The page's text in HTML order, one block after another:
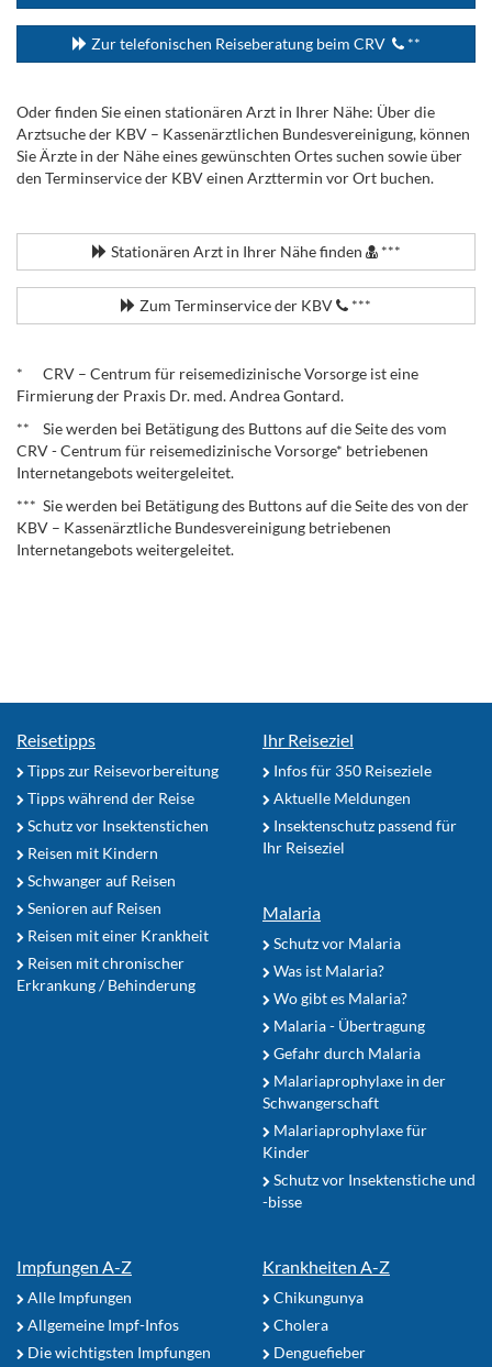
Zur telefonischen Reiseberatung beim CRV **
Oder finden Sie einen stationären Arzt in Ihrer Nähe: Über die
Arztsuche der KBV – Kassenärztlichen Bundesvereinigung, können
Sie Ärzte in der Nähe eines gewünschten Ortes suchen sowie über
den Terminservice der KBV einen Arzttermin vor Ort buchen.
Stationären Arzt in Ihrer Nähe finden ***
Zum Terminservice der KBV ***
* CRV – Centrum für reisemedizinische Vorsorge ist eine
Firmierung der Praxis Dr. med. Andrea Gontard.
** Sie werden bei Betätigung des Buttons auf die Seite des vom
CRV - Centrum für reisemedizinische Vorsorge* betriebenen
Internetangebots weitergeleitet.
*** Sie werden bei Betätigung des Buttons auf die Seite des von der
KBV – Kassenärztliche Bundesvereinigung betriebenen
Internetangebots weitergeleitet.
Reisetipps
Tipps zur Reisevorbereitung
Tipps während der Reise
Schutz vor Insektenstichen
Reisen mit Kindern
Schwanger auf Reisen
Senioren auf Reisen
Reisen mit einer Krankheit
Reisen mit chronischer
Erkrankung / Behinderung
Ihr Reiseziel
Infos für 350 Reiseziele
Aktuelle Meldungen
Insektenschutz passend für
Ihr Reiseziel
Malaria
Schutz vor Malaria
Was ist Malaria?
Wo gibt es Malaria?
Malaria - Übertragung
Gefahr durch Malaria
Malariaprophylaxe in der
Schwangerschaft
Malariaprophylaxe für
Kinder
Schutz vor Insektenstiche und
-bisse
Impfungen A-Z
Alle Impfungen
Allgemeine Impf-Infos
Die wichtigsten Impfungen
Krankheiten A-Z
Chikungunya
Cholera
Denguefieber